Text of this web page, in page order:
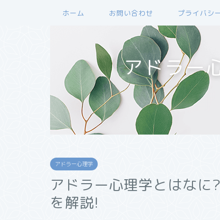
ホーム お問い合わせ プライバシ
アドラー
アドラー心理学
アドラー心理学とはな
を解説!